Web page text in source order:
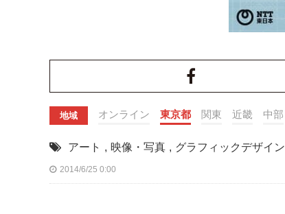
地域 オンライン 東京都 関東 近畿 中部
アート , 映像・写真 , グラフィックデザイン
2014/6/25 0:00